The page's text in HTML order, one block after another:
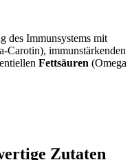
des Immunsystems mit
Carotin), immunstärkenden
Fettsäuren (Omega
Zutaten